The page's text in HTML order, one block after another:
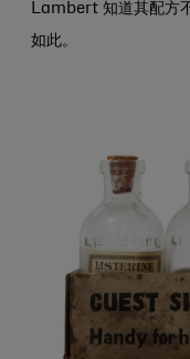
Lambert 知道其配方
如此。